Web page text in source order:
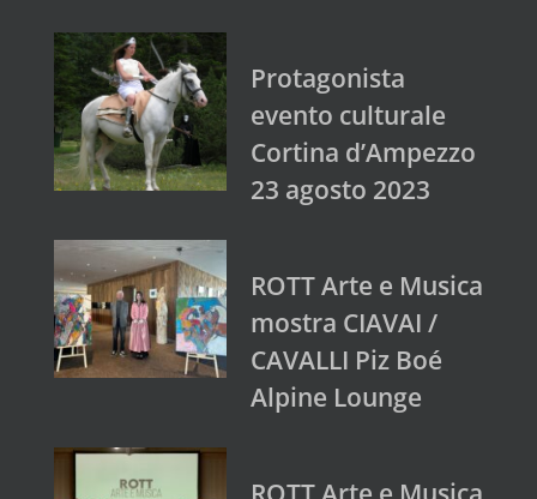
Protagonista
evento culturale
Cortina d’Ampezzo
23 agosto 2023
ROTT Arte e Musica
mostra CIAVAI /
CAVALLI Piz Boé
Alpine Lounge